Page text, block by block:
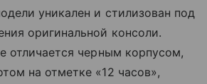
уникален и стилизован под
оригинальной консоли.
отличается черным корпусом,
на отметке «12 часов»,